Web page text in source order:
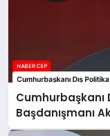
Cumhurbaşkanı
Başdanışmanı
Panelde Önemli